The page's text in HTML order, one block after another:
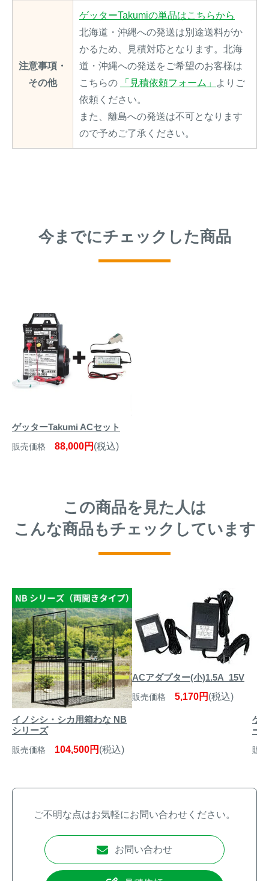
注意事項・
その他
ゲッターTakumiの単品はこちらから
北海道・沖縄への発送は別途送料がか
かるため、見積対応となります。北海
道・沖縄への発送をご希望のお客様は
こちらの
「見積依頼フォーム」
よりご
依頼ください。
また、離島への発送は不可となります
ので予めご了承ください。
今までにチェックした商品
ゲッターTakumi ACセット
販売価格 88,000円 (税込)
この商品を見た人は
こんな商品もチェックしています
イノシシ・シカ用箱わな NB
シリーズ
販売価格 104,500円 (税込)
ACアダプター(小)1.5A_15V
販売価格 5,170円 (税込)
ゲ
ー
販
ご不明な点はお気軽にお問い合わせください。
お問い合わせ